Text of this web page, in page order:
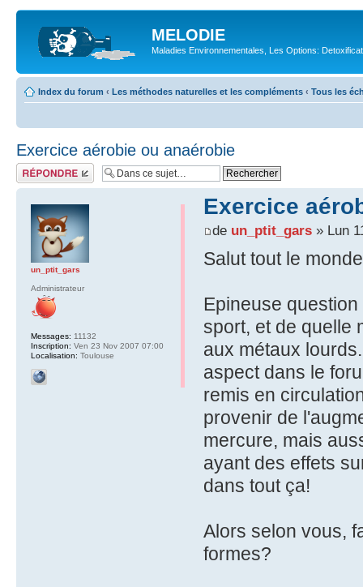
MELODIE
Maladies Environnementales, Les Options:
Index du forum ‹ Les méthodes naturelles et les compléments ‹ Tous les
Exercice aérobie ou anaérobie
Répondre
Exercice
de un_ptit_gars» Lun
Salut tout le
Epineuse
sport, et de quelle
aux métaux
aspect dans le
remis en
provenir de
mercure, mais
ayant des effets
dans tout ça!
Alors selon vous,
formes?
un_ptit_gars
Administrateur
Messages: 11132
Inscription: Ven 23 Nov 2007 07:00
Localisation: Toulouse